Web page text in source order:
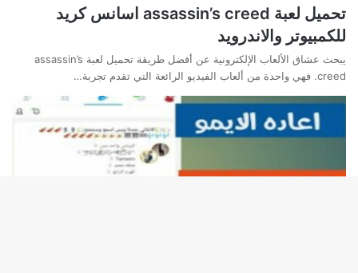
تحميل لعبة assassin’s creed اسانس كريد
للكمبيوتر والاندرويد
يبحث عشاق الألعاب الإلكترونية عن أفضل طريقة تحميل لعبة assassin’s
creed. فهي واحدة من ألعاب الفيديو الرائعة التي تقدم تجربة…